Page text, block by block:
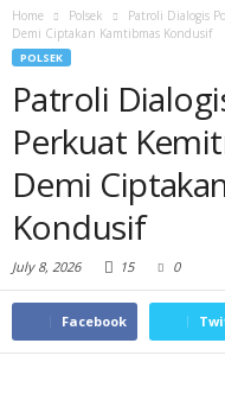
Home Polsek
Patroli Dialogis
Demi Ciptakan Kamtibmas Kondusif
POLSEK
Patroli
Perkuat
Demi
Kondusif
July 8, 2026 15 0
Facebook